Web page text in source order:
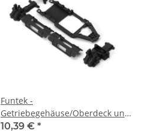
Funtek -
Getriebegehäuse/Oberdeck und
Akkuabdeckung, 2020 Version
10,39 € *